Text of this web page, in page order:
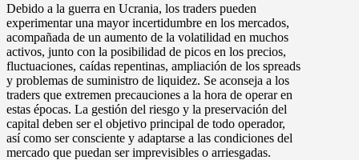
Debido a la guerra en Ucrania, los traders pueden
experimentar una mayor incertidumbre en los mercados,
acompañada de un aumento de la volatilidad en muchos
activos, junto con la posibilidad de picos en los precios,
fluctuaciones, caídas repentinas, ampliación de los spreads
y problemas de suministro de liquidez. Se aconseja a los
traders que extremen precauciones a la hora de operar en
estas épocas. La gestión del riesgo y la preservación del
capital deben ser el objetivo principal de todo operador,
así como ser consciente y adaptarse a las condiciones del
mercado que puedan ser imprevisibles o arriesgadas.